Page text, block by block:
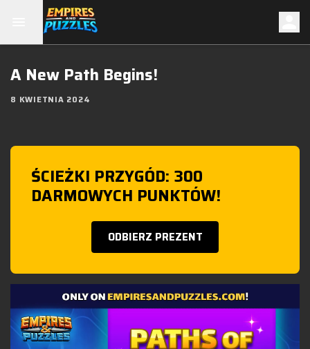
A New Path Begins!
8 KWIETNIA 2024
ŚCIEŻKI PRZYGÓD: 300
DARMOWYCH PUNKTÓW!
ODBIERZ PREZENT